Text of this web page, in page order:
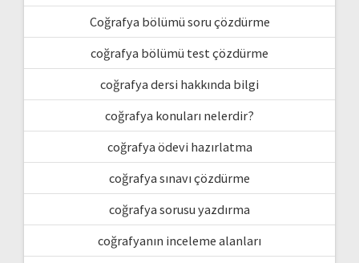
Coğrafya bölümü soru çözdürme
coğrafya bölümü test çözdürme
coğrafya dersi hakkında bilgi
coğrafya konuları nelerdir?
coğrafya ödevi hazırlatma
coğrafya sınavı çözdürme
coğrafya sorusu yazdırma
coğrafyanın inceleme alanları